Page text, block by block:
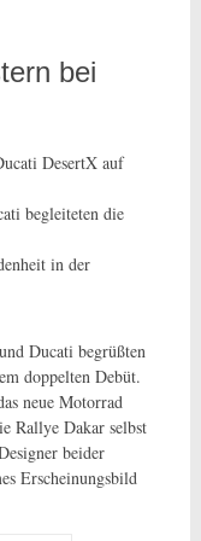
bei
DesertX auf
begleiteten die
in der
Ducati begrüßten
doppelten Debüt.
neue Motorrad
Rallye Dakar selbst
beider
Erscheinungsbild